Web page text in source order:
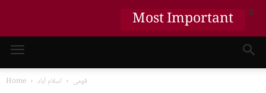
Home قومی اسلام آباد
Most Important X